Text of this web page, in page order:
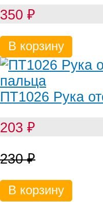
350 ₽
В корзину
ПТ1026 Рука
203 ₽
230₽
В корзину